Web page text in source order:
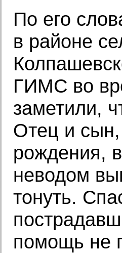
По его
в районе
ГИМС во
заметили,
Отец и сын,
рождения,
неводом
тонуть.
помощь не